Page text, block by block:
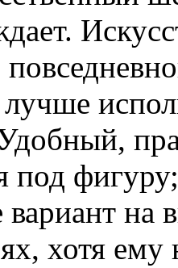
под фигуру;
на
хотя